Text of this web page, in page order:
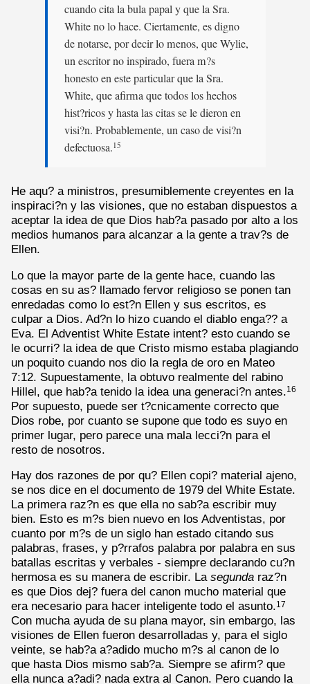
cuando cita la bula papal y que la Sra.
White no lo hace. Ciertamente, es digno
de notarse, por decir lo menos, que Wylie,
un escritor no inspirado, fuera m?s
honesto en este particular que la Sra.
White, que afirma que todos los hechos
hist?ricos y hasta las citas se le dieron en
visi?n. Probablemente, un caso de visi?n
defectuosa.15
He aqu? a ministros, presumiblemente creyentes en la
inspiraci?n y las visiones, que no estaban dispuestos a
aceptar la idea de que Dios hab?a pasado por alto a los
medios humanos para alcanzar a la gente a trav?s de
Ellen.
Lo que la mayor parte de la gente hace, cuando las
cosas en su as? llamado fervor religioso se ponen tan
enredadas como lo est?n Ellen y sus escritos, es
culpar a Dios. Ad?n lo hizo cuando el diablo enga?? a
Eva. El Adventist White Estate intent? esto cuando se
le ocurri? la idea de que Cristo mismo estaba plagiando
un poquito cuando nos dio la regla de oro en Mateo
7:12. Supuestamente, la obtuvo realmente del rabino
Hillel, que hab?a tenido la idea una generaci?n antes.16
Por supuesto, puede ser t?cnicamente correcto que
Dios robe, por cuanto se supone que todo es suyo en
primer lugar, pero parece una mala lecci?n para el
resto de nosotros.
Hay dos razones de por qu? Ellen copi? material ajeno,
se nos dice en el documento de 1979 del White Estate.
La primera raz?n es que ella no sab?a escribir muy
bien. Esto es m?s bien nuevo en los Adventistas, por
cuanto por m?s de un siglo han estado citando sus
palabras, frases, y p?rrafos palabra por palabra en sus
batallas escritas y verbales - siempre declarando cu?n
hermosa es su manera de escribir. La segunda raz?n
es que Dios dej? fuera del canon mucho material que
era necesario para hacer inteligente todo el asunto.17
Con mucha ayuda de su plana mayor, sin embargo, las
visiones de Ellen fueron desarrolladas y, para el siglo
veinte, se hab?a a?adido mucho m?s al canon de lo
que hasta Dios mismo sab?a. Siempre se afirm? que
ella nunca a?adi? nada extra al Canon. Pero cuando la